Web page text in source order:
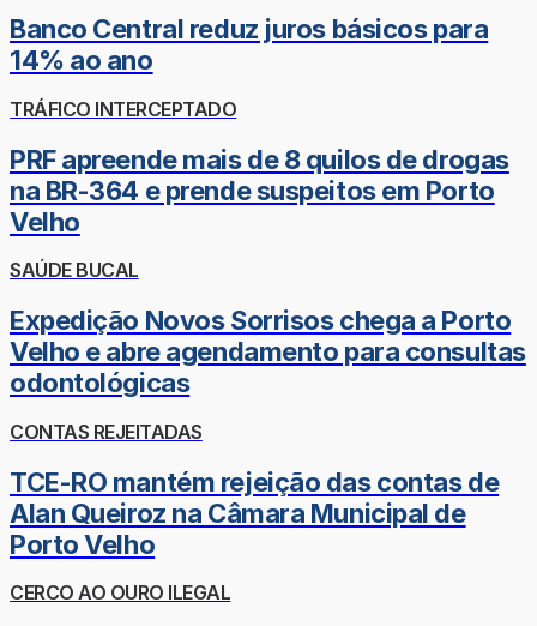
Banco Central reduz juros básicos para
14% ao ano
TRÁFICO INTERCEPTADO
PRF apreende mais de 8 quilos de drogas
na BR-364 e prende suspeitos em Porto
Velho
SAÚDE BUCAL
Expedição Novos Sorrisos chega a Porto
Velho e abre agendamento para consultas
odontológicas
CONTAS REJEITADAS
TCE-RO mantém rejeição das contas de
Alan Queiroz na Câmara Municipal de
Porto Velho
CERCO AO OURO ILEGAL